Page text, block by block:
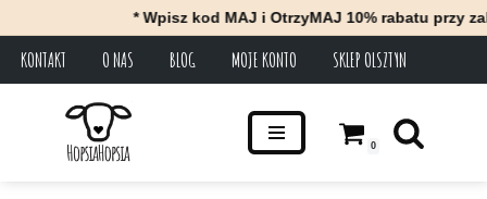
* Wpisz kod MAJ i OtrzyMAJ 10% rabatu przy
KONTAKT O NAS BLOG MOJE KONTO SKLEP OLSZTYN
0